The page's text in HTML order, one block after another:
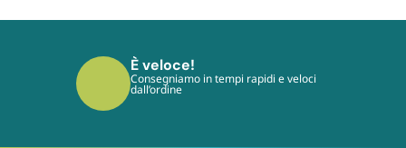
È sicuro!
I tuoi pagamenti sono protetti dai più
moderni protocolli